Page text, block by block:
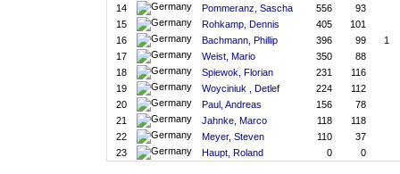
14
Pommeranz, Sascha 556
93
15
Rohkamp, Dennis 405
101
16
Bachmann, Phillip 396 99
1
17
Weist, Mario 350
88
18
Spiewok, Florian 231
116
19
Woyciniuk , Detlef 224
112
20
Paul, Andreas 156
78
21
Jahnke, Marco 118
118
22
Meyer, Steven 110
37
23
Haupt, Roland 0 0